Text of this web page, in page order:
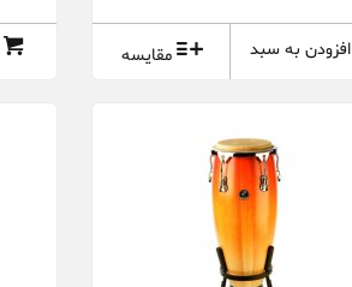
افزودن به سبد مقایسه